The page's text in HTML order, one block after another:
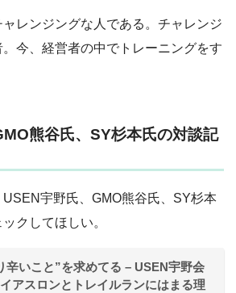
レンジングな人である。チャレンジ
今、経営者の中でトレーニングをす
熊谷氏、SY杉本氏の対談記
宇野氏、GMO熊谷氏、SY杉本
クしてほしい。
辛いこと”を求めてる – USEN宇野会
アスロンとトレイルランにはまる理